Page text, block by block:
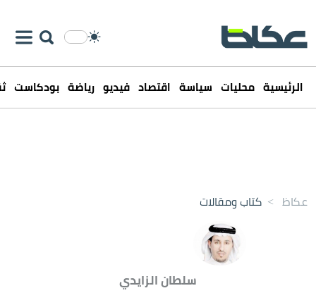
الرئيسية محليات سياسة اقتصاد فيديو رياضة بودكاست
عكاظ > كتاب ومقالات
سلطان الزايدي